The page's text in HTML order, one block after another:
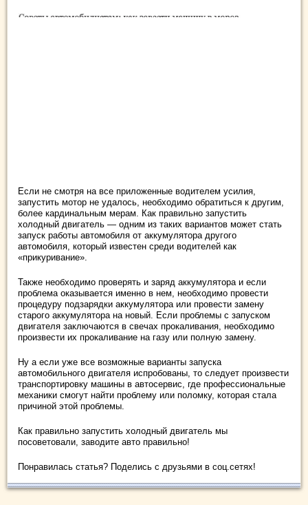
Если не смотря на все приложенные водителем усилия,
запустить мотор не удалось, необходимо обратиться к другим,
более кардинальным мерам. Как правильно запустить
холодный двигатель — одним из таких вариантов может стать
запуск работы автомобиля от аккумулятора другого
автомобиля, который известен среди водителей как
«прикуривание».
Также необходимо проверять и заряд аккумулятора и если
проблема оказывается именно в нем, необходимо провести
процедуру подзарядки аккумулятора или провести замену
старого аккумулятора на новый. Если проблемы с запуском
двигателя заключаются в свечах прокаливания, необходимо
произвести их прокаливание на газу или полную замену.
Ну а если уже все возможные варианты запуска
автомобильного двигателя испробованы, то следует произвести
транспортировку машины в автосервис, где профессиональные
механики смогут найти проблему или поломку, которая стала
причиной этой проблемы.
Как правильно запустить холодный двигатель мы
посоветовали, заводите авто правильно!
Понравилась статья? Поделись с друзьями в соц.сетях!